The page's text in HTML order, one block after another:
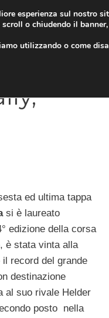
ed ultima tappa
si è laureato
edizione della corsa
è stata vinta alla
record del grande
destinazione
al suo rivale Helder
posto nella
esperienza sul nostro
o chiudendo il
utilizzando o come